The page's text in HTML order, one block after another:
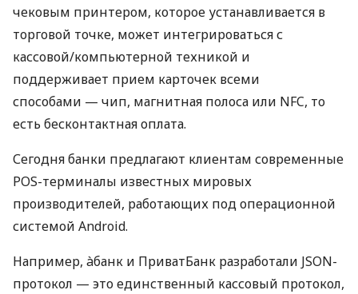
чековым принтером, которое устанавливается в
торговой точке, может интегрироваться с
кассовой/компьютерной техникой и
поддерживает прием карточек всеми
способами — чип, магнитная полоса или NFC, то
есть бесконтактная оплата.
Сегодня банки предлагают клиентам современные
POS-терминалы известных мировых
производителей, работающих под операционной
системой Android.
Например, àбанк и ПриватБанк разработали JSON-
протокол — это единственный кассовый протокол,